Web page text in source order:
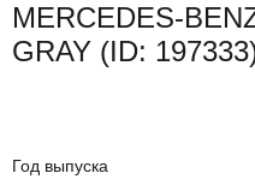
MERCEDES-
GRAY (ID:
Год выпуска